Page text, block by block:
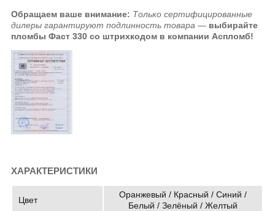
Обращаем ваше внимание: Только сертифицированные
дилеры гарантируют подлинность товара — выбирайте
пломбы Фаст 330 со штрихкодом в компании Аспломб!
ХАРАКТЕРИСТИКИ
Цвет
Оранжевый / Красный / Синий /
Белый / Зелёный / Желтый